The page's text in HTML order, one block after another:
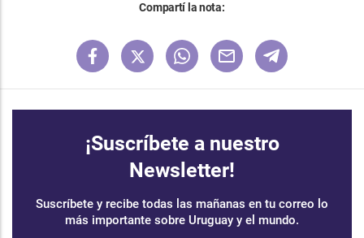
Compartí la nota:
¡Suscríbete a nuestro
Newsletter!
Suscríbete y recibe todas las mañanas en tu correo lo
más importante sobre Uruguay y el mundo.